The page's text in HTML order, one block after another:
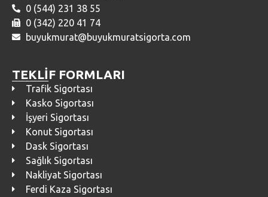
0 (544) 231 38 55
0 (342) 220 41 74
buyukmurat@buyukmuratsigorta.com
TEKLİF FORMLARI
Trafik Sigortası
Kasko Sigortası
İşyeri Sigortası
Konut Sigortası
Dask Sigortası
Sağlık Sigortası
Nakliyat Sigortası
Ferdi Kaza Sigortası